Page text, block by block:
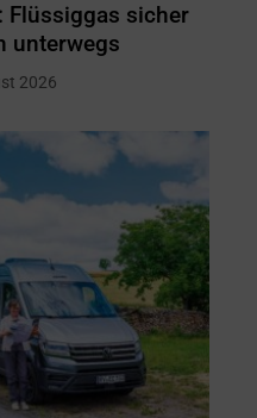
Flüssiggas sicher
unterwegs
2026